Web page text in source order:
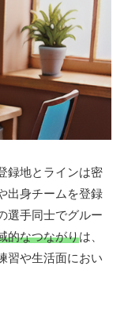
録地とラインは密
出身チームを登録
選手同士でグルー
的なつながりは、
習や生活面におい